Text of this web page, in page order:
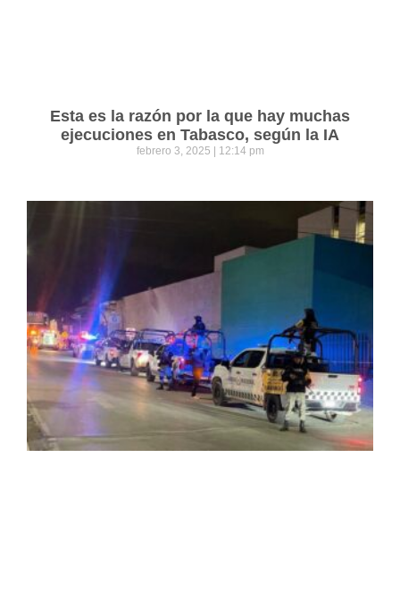
Esta es la razón por la que hay muchas
ejecuciones en Tabasco, según la IA
febrero 3, 2025 12:14 pm